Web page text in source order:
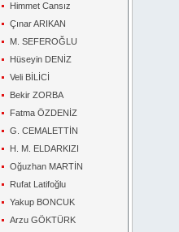
Himmet Cansız
Çınar ARIKAN
M. SEFEROĞLU
Hüseyin DENİZ
Veli BİLİCİ
Bekir ZORBA
Fatma ÖZDENİZ
G. CEMALETTİN
H. M. ELDARKIZI
Oğuzhan MARTİN
Rufat Latifoğlu
Yakup BONCUK
Arzu GÖKTÜRK